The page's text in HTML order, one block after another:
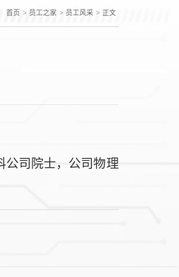
首页 > 员工之家 > 员工风采 > 正文
公司院士，公司物理